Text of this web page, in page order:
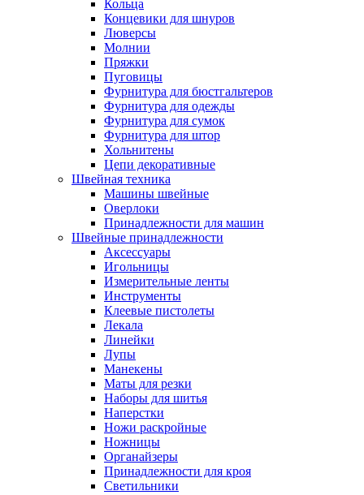
Кольца
Концевики для шнуров
Люверсы
Молнии
Пряжки
Пуговицы
Фурнитура для бюстгальтеров
Фурнитура для одежды
Фурнитура для сумок
Фурнитура для штор
Хольнитены
Цепи декоративные
Швейная техника
Машины швейные
Оверлоки
Принадлежности для машин
Швейные принадлежности
Аксессуары
Игольницы
Измерительные ленты
Инструменты
Клеевые пистолеты
Лекала
Линейки
Лупы
Манекены
Маты для резки
Наборы для шитья
Наперстки
Ножи раскройные
Ножницы
Органайзеры
Принадлежности для кроя
Светильники